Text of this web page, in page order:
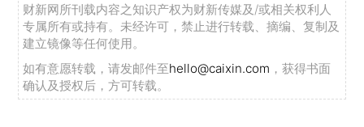
财新网所刊载内容之知识产权为财新传媒及/或相关权利人
专属所有或持有。未经许可，禁止进行转载、摘编、复制及
建立镜像等任何使用。
如有意愿转载，请发邮件至hello@caixin.com ，获得书面
确认及授权后，方可转载。